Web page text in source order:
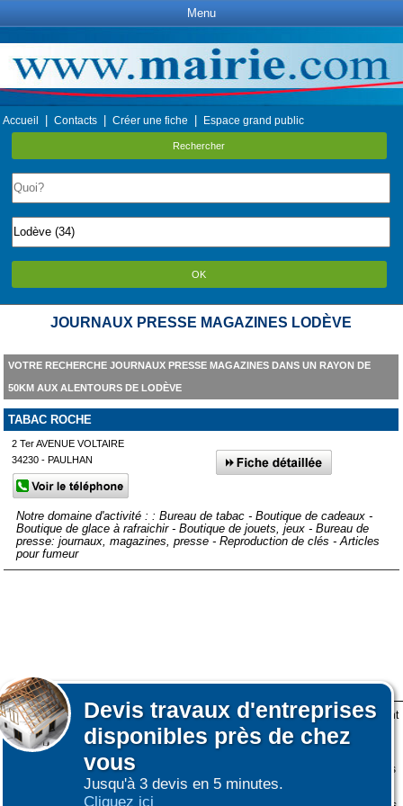
Menu
Accueil Contacts Créer une fiche Espace grand public
Rechercher
OK
JOURNAUX PRESSE MAGAZINES LODÈVE
Devis travaux d'entreprises
disponibles près de chez
vous
Jusqu'à 3 devis en 5 minutes.
Cliquez ici
VOTRE RECHERCHE JOURNAUX PRESSE MAGAZINES DANS UN RAYON DE
50KM AUX ALENTOURS DE LODÈVE
TABAC ROCHE
2 Ter AVENUE VOLTAIRE
34230 - PAULHAN
Notre domaine d'activité : : Bureau de tabac - Boutique de cadeaux -
Boutique de glace à rafraichir - Boutique de jouets, jeux - Bureau de
presse: journaux, magazines, presse - Reproduction de clés - Articles
pour fumeur
Lors de votre visite sur notre site des fichiers informatiques nommés cookies sont
déposés sur votre terminal. Ces cookies sont utilisés pour la navigation, le
fonctionnement du site et les mesures d'audience pour l'éditeur.
Nous ne collectons pas vos données personnelles au travers des cookies à des
fins publicitaires ni pour nous ni pour des tiers.